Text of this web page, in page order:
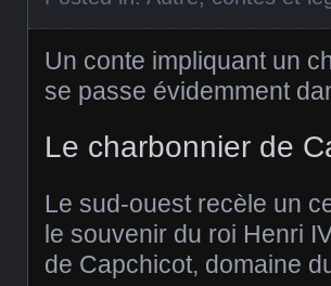
Un conte impliquant un
se passe évidemment
Le charbonnier de
Le sud-ouest recèle un
le souvenir du roi Henri
de Capchicot, domaine